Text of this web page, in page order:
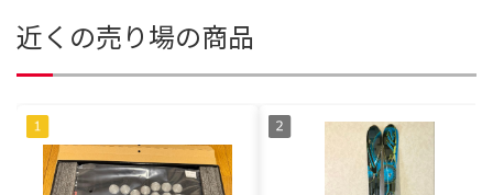
近くの売り場の商品